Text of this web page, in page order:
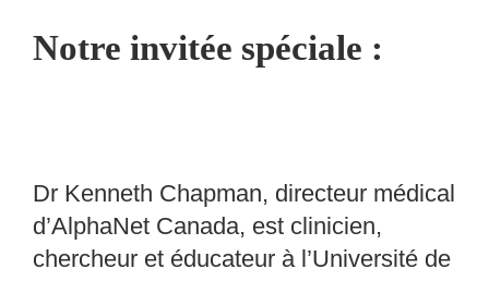
Notre invitée spéciale :
Dr Kenneth Chapman, directeur médical
d’AlphaNet Canada, est clinicien,
chercheur et éducateur à l’Université de